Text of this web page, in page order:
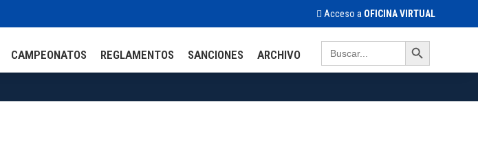
Acceso a OFICINA VIRTUAL
CAMPEONATOS REGLAMENTOS SANCIONES ARCHIVO
Search
for:
Search Button